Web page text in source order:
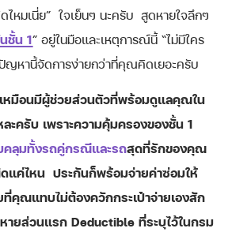
ดไหมเนี่ย” ใจเย็นๆ นะครับ สูดหายใจลึกๆ
ชั้น 1” อยู่ในมือและเหตุการณ์นี้ “ไม่มีใคร
ญหานี้จัดการง่ายกว่าที่คุณคิดเยอะครับ
หมือนมีผู้ช่วยส่วนตัวที่พร้อมดูแลคุณใน
ครับ เพราะความคุ้มครองของชั้น 1
คลุมทั้งรถคู่กรณีและรถสุดที่รักของคุณ
แค่ไหน ประกันก็พร้อมจ่ายค่าซ่อมให้
คุณแทบไม่ต้องควักกระเป๋าจ่ายเองสัก
ายส่วนแรก Deductible ที่ระบุไว้ในกรม